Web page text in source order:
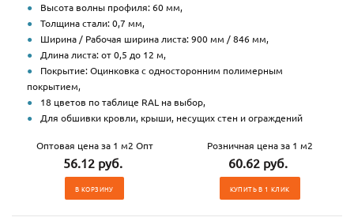
Высота волны профиля: 60 мм,
Толщина стали: 0,7 мм,
Ширина / Рабочая ширина листа: 900 мм / 846 мм,
Длина листа: от 0,5 до 12 м,
Покрытие: Оцинковка с односторонним полимерным
покрытием,
18 цветов по таблице RAL на выбор,
Для обшивки кровли, крыши, несущих стен и ограждений
Оптовая цена за 1 м2 Опт
56.12 руб.
В КОРЗИНУ
Розничная цена за 1 м2
60.62 руб.
КУПИТЬ В 1 КЛИК